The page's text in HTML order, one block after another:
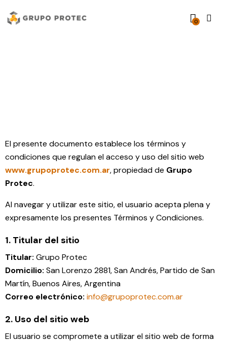
0
El presente documento establece los términos y
condiciones que regulan el acceso y uso del sitio web
www.grupoprotec.com.ar, propiedad de Grupo
Protec.
Al navegar y utilizar este sitio, el usuario acepta plena y
expresamente los presentes Términos y Condiciones.
1. Titular del sitio
Titular: Grupo Protec
Domicilio: San Lorenzo 2881, San Andrés, Partido de San
Martín, Buenos Aires, Argentina
Correo electrónico: info@grupoprotec.com.ar
2. Uso del sitio web
El usuario se compromete a utilizar el sitio web de forma